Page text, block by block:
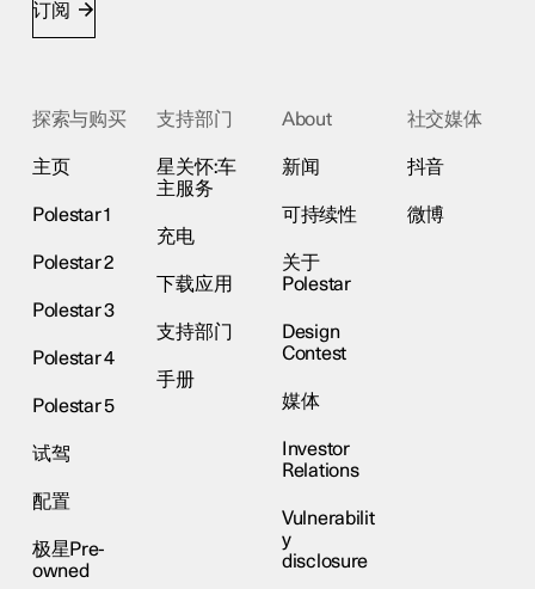
订阅
探索与购买
主页
Polestar 1
Polestar 2
Polestar 3
Polestar 4
Polestar 5
试驾
配置
极星Pre-
owned
支持部门
星关怀:车
主服务
充电
下载应用
支持部门
手册
About
新闻
可持续性
关于
Polestar
Design
Contest
媒体
Investor
Relations
Vulnerabilit
y
disclosure
社交媒体
抖音
微博